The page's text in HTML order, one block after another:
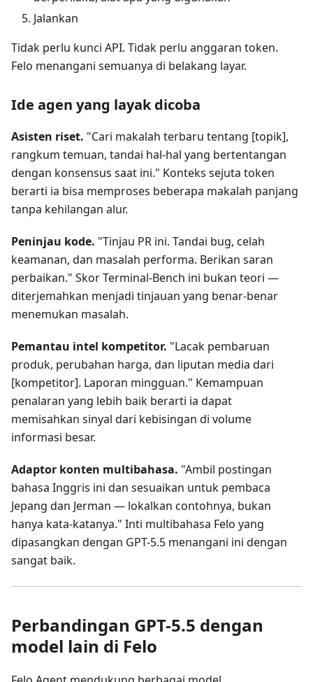
Jalankan
Tidak perlu kunci API. Tidak perlu anggaran token.
Felo menangani semuanya di belakang layar.
Ide agen yang layak dicoba
Asisten riset. "Cari makalah terbaru tentang [topik],
rangkum temuan, tandai hal-hal yang bertentangan
dengan konsensus saat ini." Konteks sejuta token
berarti ia bisa memproses beberapa makalah panjang
tanpa kehilangan alur.
Peninjau kode. "Tinjau PR ini. Tandai bug, celah
keamanan, dan masalah performa. Berikan saran
perbaikan." Skor Terminal-Bench ini bukan teori —
diterjemahkan menjadi tinjauan yang benar-benar
menemukan masalah.
Pemantau intel kompetitor. "Lacak pembaruan
produk, perubahan harga, dan liputan media dari
[kompetitor]. Laporan mingguan." Kemampuan
penalaran yang lebih baik berarti ia dapat
memisahkan sinyal dari kebisingan di volume
informasi besar.
Adaptor konten multibahasa. "Ambil postingan
bahasa Inggris ini dan sesuaikan untuk pembaca
Jepang dan Jerman — lokalkan contohnya, bukan
hanya kata-katanya." Inti multibahasa Felo yang
dipasangkan dengan GPT-5.5 menangani ini dengan
sangat baik.
Perbandingan GPT-5.5 dengan
model lain di Felo